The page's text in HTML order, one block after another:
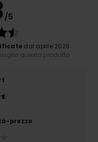
/5
dal aprile 2026
questo prodotto
prezzo